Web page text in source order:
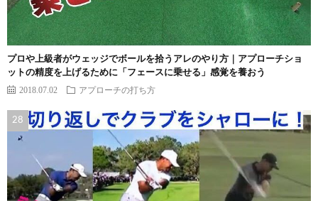
プロや上級者がウェッジでボールを拾うアレのやり方｜アプローチショ
ットの精度を上げるために「フェースに乗せる」感覚を養おう
2018.07.02 アプローチの打ち方